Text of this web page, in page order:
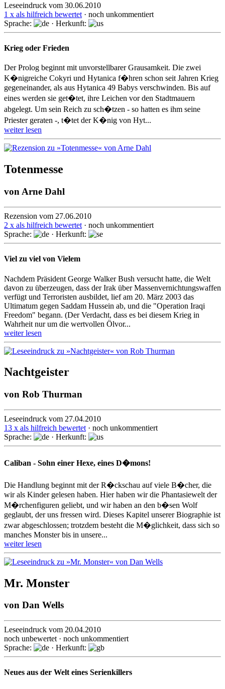
Leseeindruck vom 30.06.2010
1 x als hilfreich bewertet · noch unkommentiert
Sprache:
· Herkunft:
Krieg oder Frieden
Der Prolog beginnt mit unvorstellbarer Grausamkeit. Die zwei
K�nigreiche Cokyri und Hytanica f�hren schon seit Jahren Krieg
gegeneinander, als aus Hytanica 49 Babys verschwinden. Bis auf
eines werden sie get�tet, ihre Leichen vor den Stadtmauern
abgelegt. Um sein Reich zu sch�tzen - so hatten es ihm seine
Priester geraten -, t�tet der K�nig von Hyt...
weiter lesen
Totenmesse
vonArne Dahl
Rezension vom 27.06.2010
2 x als hilfreich bewertet · noch unkommentiert
Sprache:
· Herkunft:
Viel zu viel von Vielem
Nachdem Präsident George Walker Bush versucht hatte, die Welt
davon zu überzeugen, dass der Irak über Massenvernichtungswaffen
verfügt und Terroristen ausbildet, lief am 20. März 2003 das
Ultimatum gegen Saddam Hussein ab, und die "Operation Iraqi
Freedom" begann. (Der Verdacht, dass es bei diesem Krieg in
Wahrheit nur um die wertvollen Ölvor...
weiter lesen
Nachtgeister
von Rob Thurman
Leseeindruck vom 27.04.2010
13 x als hilfreich bewertet · noch unkommentiert
Sprache:
· Herkunft:
Caliban - Sohn einer Hexe, eines D�mons!
Die Handlung beginnt mit der R�ckschau auf viele B�cher, die
wir als Kinder gelesen haben. Hier haben wir die Phantasiewelt der
M�rchenfiguren geliebt, und wir haben an den b�sen Wolf
geglaubt, der uns fressen wird. Dieses Kapitel unserer Biographie ist
zwar abgeschlossen; trotzdem besteht die M�glichkeit, dass sich so
manches Monster bis in unsere...
weiter lesen
Mr. Monster
von Dan Wells
Leseeindruck vom 20.04.2010
noch unbewertet · noch unkommentiert
Sprache:
· Herkunft:
Neues aus der Welt eines Serienkillers